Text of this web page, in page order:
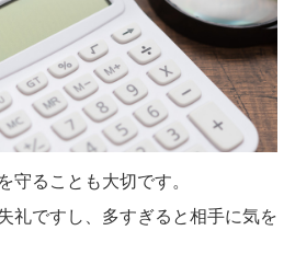
守ることも大切です。
礼ですし、多すぎると相手に気を